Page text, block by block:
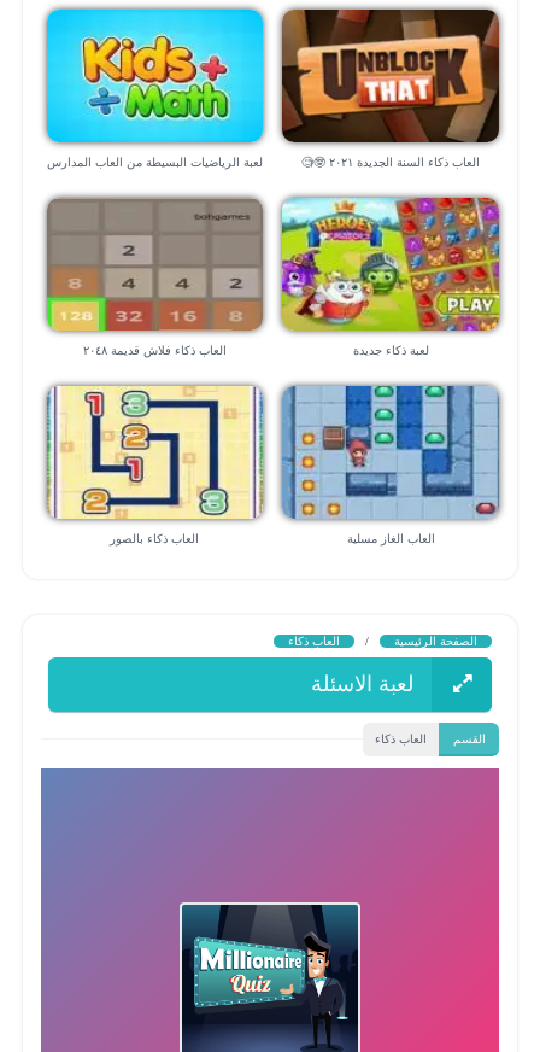
العاب ذكاء السنة الجديدة ٢٠٢١ 🤓🧐
لعبة الرياضيات البسيطة من العاب المدارس
لعبة ذكاء جديدة العاب ذكاء فلاش قديمة ٢٠٤٨
العاب الغاز مسلية العاب ذكاء بالصور
الصفحة الرئيسية / العاب ذكاء
لعبة الاسئلة
القسم العاب ذكاء